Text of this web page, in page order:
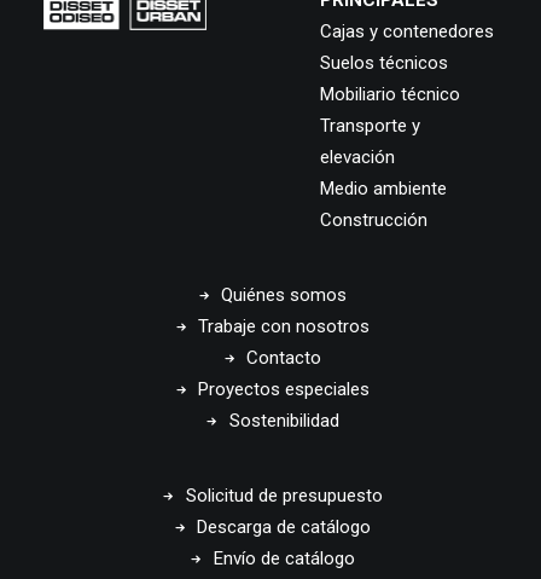
Cajas y contenedores
Suelos técnicos
Mobiliario técnico
Transporte y
elevación
Medio ambiente
Construcción
Quiénes somos
Trabaje con nosotros
Contacto
Proyectos especiales
Sostenibilidad
Solicitud de presupuesto
Descarga de catálogo
Envío de catálogo